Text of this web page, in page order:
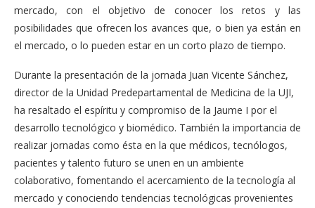
mercado, con el objetivo de conocer los retos y las
posibilidades que ofrecen los avances que, o bien ya están en
el mercado, o lo pueden estar en un corto plazo de tiempo.
Durante la presentación de la jornada Juan Vicente Sánchez,
director de la Unidad Predepartamental de Medicina de la UJI,
ha resaltado el espíritu y compromiso de la Jaume I por el
desarrollo tecnológico y biomédico. También la importancia de
realizar jornadas como ésta en la que médicos, tecnólogos,
pacientes y talento futuro se unen en un ambiente
colaborativo, fomentando el acercamiento de la tecnología al
mercado y conociendo tendencias tecnológicas provenientes